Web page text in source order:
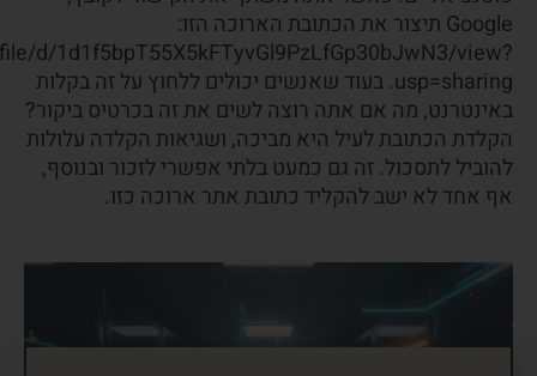
Google תיצור את הכתובת הארוכה הזו:
d/1d1f5bpT55X5kFTyvGl9PzLfGp30bJwN3/view?
usp=sharing. בעוד שאנשים יכולים ללחוץ על זה בקלות
באינטרנט, מה אם אתה רוצה לשים את זה בכרטיס ביקור?
הקלדת הכתובת לעיל היא מביכה, ושגיאות הקלדה עלולות
להוביל לתסכול. זה גם כמעט בלתי אפשרי לזכור ובנוסף,
אף אחד לא ישב להקליד כתובת אתר ארוכה כזו.